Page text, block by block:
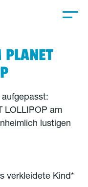
LOLLIPOP am
lustigen
verkleidete Kind*